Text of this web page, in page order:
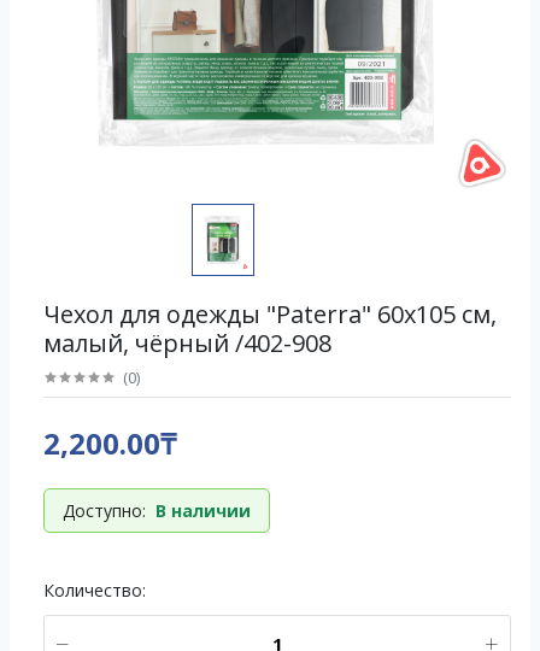
Чехол для одежды "Paterra" 60х105 см,
малый, чёрный /402-908
(0)
2,200.00₸
Доступно: В наличии
Количество: